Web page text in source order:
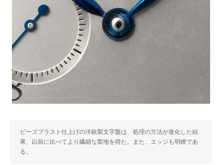
ビーズブラスト仕上げの洋銀製文字盤は、処理の方法が進化した結
果、以前に比べてより繊細な梨地を得た。また、エッジも明瞭であ
る。